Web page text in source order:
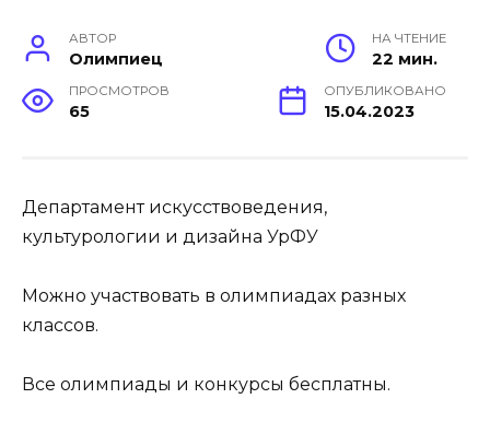
АВТОР
Олимпиец
НА ЧТЕНИЕ
22 мин.
ПРОСМОТРОВ
65
ОПУБЛИКОВАНО
15.04.2023
Департамент искусствоведения,
культурологии и дизайна УрФУ
Можно участвовать в олимпиадах разных
классов.
Все олимпиады и конкурсы бесплатны.